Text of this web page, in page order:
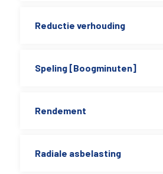
Reductie verhouding
Speling [Boogminuten]
Rendement
Radiale asbelasting